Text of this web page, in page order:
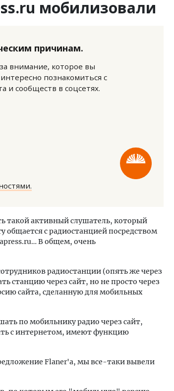
мобилизовали
причинам.
внимание, которое вы
познакомиться с
и сообществ в соцсетях.
такой активный слушатель, который
общается с радиостанцией посредством
В общем, очень
радиостанции (опять же через
станцию через сайт, но не просто через
сайта, сделанную для мобильных
по мобильнику радио через сайт,
с интернетом, имеют функцию
Flaner'а, мы все-таки вывели
идей.
компании
городов,
развитии рынка
Двухуровневые номера и
Каким будет новый бутик-
«Белкур» в Белокурихе
ДОМА И КВАРТИРЫ